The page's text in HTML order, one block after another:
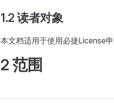
1.2 读者对象
本文档适用于使用必捷License申
2 范围